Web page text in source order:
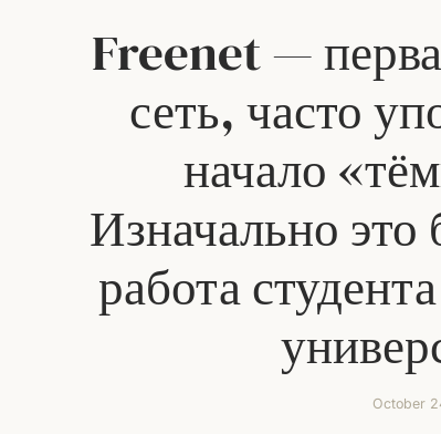
Freenet —
сеть, часто
начало
Изначально
работа
October